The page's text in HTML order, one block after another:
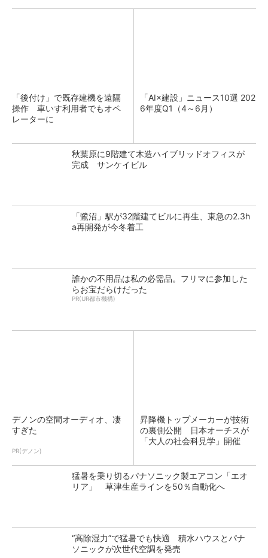
「後付け」で既存建機を遠隔
操作 車いす利用者でもオペ
レーターに
「AI×建設」ニュース10選 202
6年度Q1（4～6月）
秋葉原に9階建て木造ハイブリッドオフィスが
完成 サンケイビル
「鷺沼」駅が32階建てビルに再生、東急の2.3h
a再開発が今冬着工
誰かの不用品は私の必需品。フリマに参加した
らお宝だらけだった
PR(UR都市機構)
デノンの空間オーディオ、凄
すぎた
PR(デノン)
昇降機トップメーカーが技術
の裏側公開 日本オーチスが
「大人の社会科見学」開催
猛暑を乗り切るパナソニック製エアコン「エオ
リア」 草津生産ラインを50％自動化へ
“高除湿力”で猛暑でも快適 積水ハウスとパナ
ソニックが次世代空調を発売